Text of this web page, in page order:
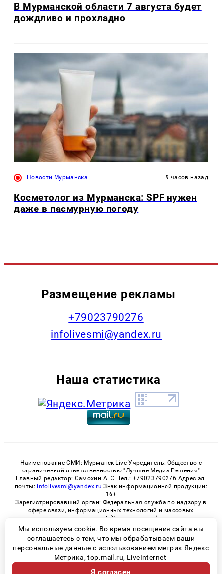
В Мурманской области 7 августа будет
дождливо и прохладно
Новости Мурманска 9 часов назад
Косметолог из Мурманска: SPF нужен
даже в пасмурную погоду
Размещение рекламы
+79023790276
infolivesmi@yandex.ru
Наша статистика
Наименование СМИ: Мурманск Live Учредитель: Общество с
ограниченной ответственностью "Лучшие Медиа Решения"
Главный редактор: Самохин А. С. Тел.: +79023790276 Адрес эл.
почты: infolivesmi@yandex.ru Знак информационной продукции:
16+
Зарегистрировавший орган: Федеральная служба по надзору в
сфере связи, информационных технологий и массовых
коммуникаций (Роскомнадзор)
Регистрационный номер СМИ ЭЛ № ФС 77 - 82534 от 21.01.2022
© 2026 «Murmansk-live» | Все права защищены
Возрастная категория сайта 16+
Мы используем cookie. Во время посещения сайта вы
соглашаетесь с тем, что мы обрабатываем ваши
персональные данные с использованием метрик Яндекс
Метрика, top.mail.ru, LiveInternet.
Я согласен